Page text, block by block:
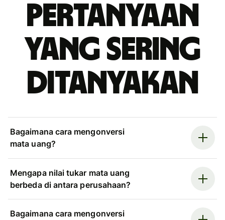
Pertanyaan
yang sering
ditanyakan
Bagaimana cara mengonversi
mata uang?
Mengapa nilai tukar mata uang
berbeda di antara perusahaan?
Bagaimana cara mengonversi